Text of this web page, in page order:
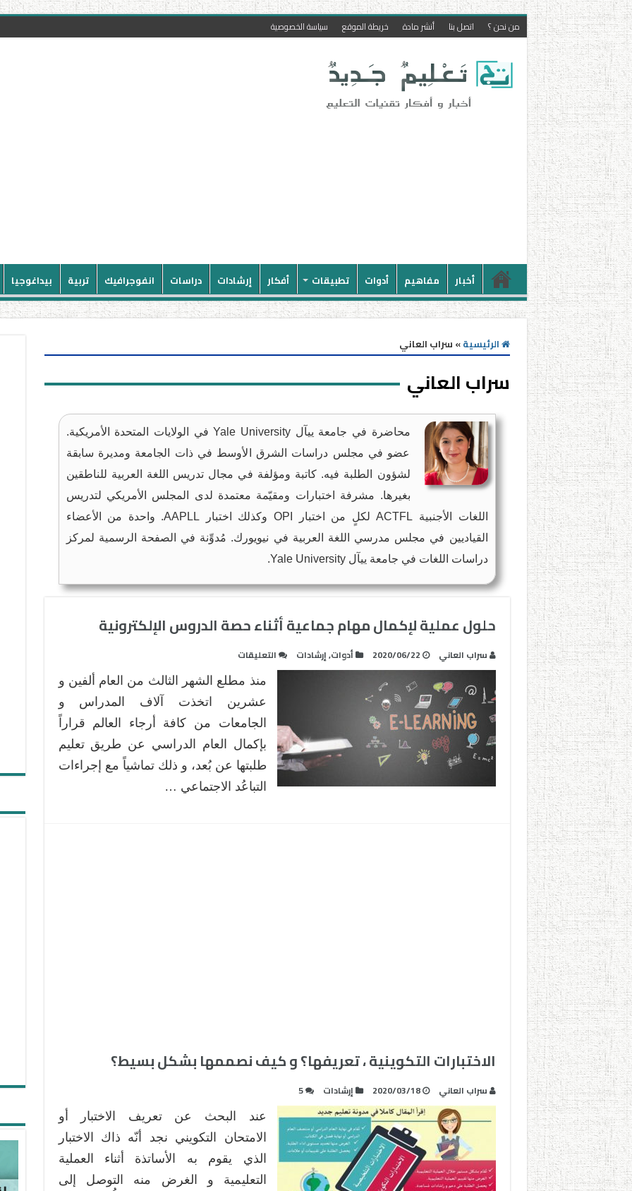
من نحن ؟ اتصل بنا أنشر مادة خريطة الموقع سياسة الخصوصية
أخبار مفاهيم أدوات تطبيقات أفكار إرشادات دراسات انفوجرافيك تربية بيداغوجيا
الرئيسية» سراب العاني
سراب العاني
محاضرة في جامعة ييآل Yale University في الولايات المتحدة الأمريكية.
عضو في مجلس دراسات الشرق الأوسط في ذات الجامعة ومديرة سابقة
لشؤون الطلبة فيه. كاتبة ومؤلفة في مجال تدريس اللغة العربية للناطقين
بغيرها. مشرفة اختبارات ومقيّمة معتمدة لدى المجلس الأمريكي لتدريس
اللغات الأجنبية ACTFL لكلٍ من اختبار OPI وكذلك اختبار AAPLL. واحدة من الأعضاء
القياديين في مجلس مدرسي اللغة العربية في نيويورك. مُدوِّنة في الصفحة الرسمية لمركز
دراسات اللغات في جامعة ييآل Yale University.
حلول عملية لإكمال مهام جماعية أثناء حصة الدروس الإلكترونية
سراب العاني 2020/06/22 أدوات,إرشادات التعليقات
عملية
لإكمال
مهام
جماعية
أثناء
حصة
الدروس
منذ مطلع الشهر الثالث من العام ألفين و
عشرين اتخذت آلاف المدراس و
الجامعات من كافة أرجاء العالم قراراً
بإكمال العام الدراسي عن طريق تعليم
طلبتها عن بُعد، و ذلك تماشياً مع إجراءات
التباعُد الاجتماعي …
الاختبارات التكوينية ، تعريفها؟ و كيف نصممها بشكل بسيط؟
سراب العاني 2020/03/18 إرشادات 5
عند البحث عن تعريف الاختبار أو
الامتحان التكويني نجد أنّه ذاك الاختبار
الذي يقوم به الأساتذة أثناء العملية
التعليمية و الغرض منه التوصل إلى